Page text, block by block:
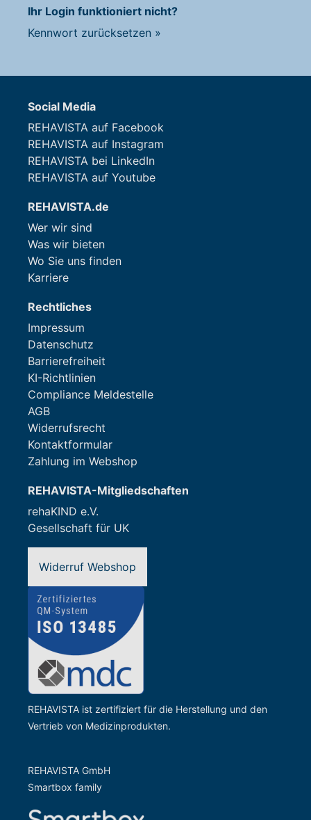
Ihr Login funktioniert nicht?
Kennwort zurücksetzen »
Social Media
REHAVISTA auf Facebook
REHAVISTA auf Instagram
REHAVISTA bei LinkedIn
REHAVISTA auf Youtube
REHAVISTA.de
Wer wir sind
Was wir bieten
Wo Sie uns finden
Karriere
Rechtliches
Impressum
Datenschutz
Barrierefreiheit
KI-Richtlinien
Compliance Meldestelle
AGB
Widerrufsrecht
Kontaktformular
Zahlung im Webshop
REHAVISTA-Mitgliedschaften
rehaKIND e.V.
Gesellschaft für UK
Widerruf Webshop
REHAVISTA ist zertifiziert für die Herstellung und den
Vertrieb von Medizinprodukten.
REHAVISTA GmbH
Smartbox family